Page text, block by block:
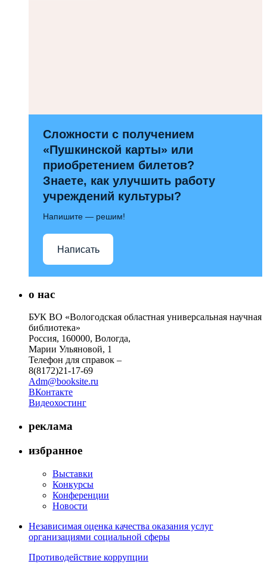
Сложности с получением
«Пушкинской карты» или
приобретением билетов?
Знаете, как улучшить работу
учреждений культуры?
Напишите — решим!
Написать
о нас
БУК ВО «Вологодская областная универсальная научная
библиотека»
Россия, 160000, Вологда,
Марии Ульяновой, 1
Телефон для справок –
8(8172)21-17-69
Adm@booksite.ru
ВКонтакте
Видеохостинг
реклама
избранное
Выставки
Конкурсы
Конференции
Новости
Независимая оценка качества оказания услуг
организациями социальной сферы
Противодействие коррупции